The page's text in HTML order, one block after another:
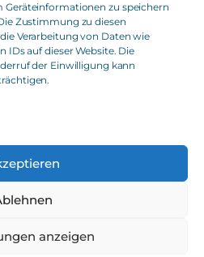
Geräteinformationen zu speichern
Zustimmung zu diesen
Verarbeitung von Daten wie
IDs auf dieser Website. Die
der Einwilligung kann
anzeigen